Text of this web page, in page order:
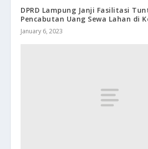
DPRD Lampung Janji Fasilitasi
Pencabutan Uang Sewa Lahan di
January 6, 2023